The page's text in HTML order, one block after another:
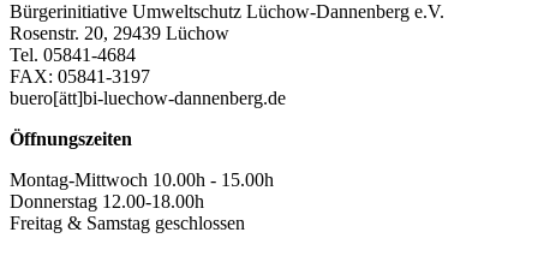
Bürgerinitiative Umweltschutz Lüchow-Dannenberg e.V.
Rosenstr. 20, 29439 Lüchow
Tel. 05841-4684
FAX: 05841-3197
buero[ätt]bi-luechow-dannenberg.de
Öffnungszeiten
Montag-Mittwoch 10.00h - 15.00h
Donnerstag 12.00-18.00h
Freitag & Samstag geschlossen